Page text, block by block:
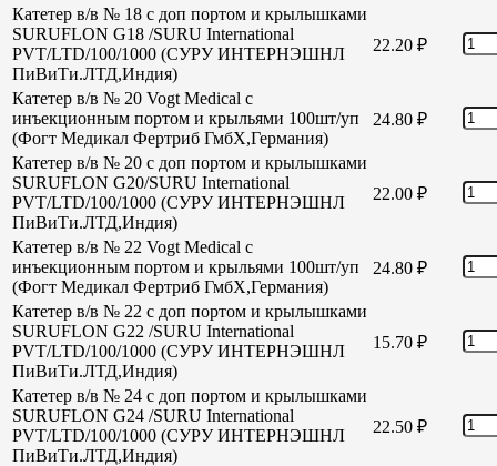
Катетер в/в № 18 с доп портом и крылышками
SURUFLON G18 /SURU International
PVT/LTD/100/1000 (СУРУ ИНТЕРНЭШНЛ
ПиВиТи.ЛТД,Индия)
22.20 ₽
Катетер в/в № 20 Vogt Medical с
инъекционным портом и крыльями 100шт/уп
(Фогт Медикал Фертриб ГмбХ,Германия)
24.80 ₽
Катетер в/в № 20 с доп портом и крылышками
SURUFLON G20/SURU International
PVT/LTD/100/1000 (СУРУ ИНТЕРНЭШНЛ
ПиВиТи.ЛТД,Индия)
22.00 ₽
Катетер в/в № 22 Vogt Medical с
инъекционным портом и крыльями 100шт/уп
(Фогт Медикал Фертриб ГмбХ,Германия)
24.80 ₽
Катетер в/в № 22 с доп портом и крылышками
SURUFLON G22 /SURU International
PVT/LTD/100/1000 (СУРУ ИНТЕРНЭШНЛ
ПиВиТи.ЛТД,Индия)
15.70 ₽
Катетер в/в № 24 с доп портом и крылышками
SURUFLON G24 /SURU International
PVT/LTD/100/1000 (СУРУ ИНТЕРНЭШНЛ
ПиВиТи.ЛТД,Индия)
22.50 ₽